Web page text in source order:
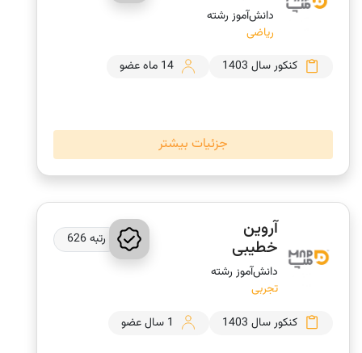
دانش‌‎آموز رشته
ریاضی
کنکور سال 1403 14 ماه عضو
جزئیات بیشتر
آروین
خطیبی
دانش‌‎آموز رشته
تجربی
رتبه 626
کنکور سال 1403